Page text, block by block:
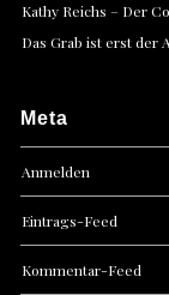
Kathy Reichs – Der
Das Grab ist erst der
Meta
Anmelden
Eintrags-Feed
Kommentar-Feed